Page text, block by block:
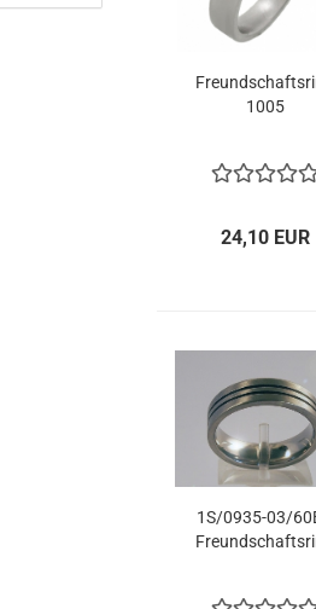
1005
24,10 EUR
1S/0935-03/